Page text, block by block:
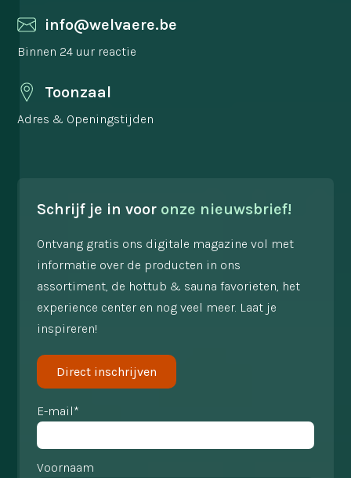
info@welvaere.be
Binnen 24 uur reactie
Toonzaal
Adres & Openingstijden
Schrijf je in voor onze nieuwsbrief!
Ontvang gratis ons digitale magazine vol met
informatie over de producten in ons
assortiment, de hottub & sauna favorieten, het
experience center en nog veel meer. Laat je
inspireren!
Direct inschrijven
E-mail*
Voornaam